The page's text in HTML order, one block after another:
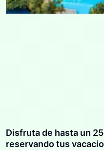
Disfruta de hasta un
reservando tus